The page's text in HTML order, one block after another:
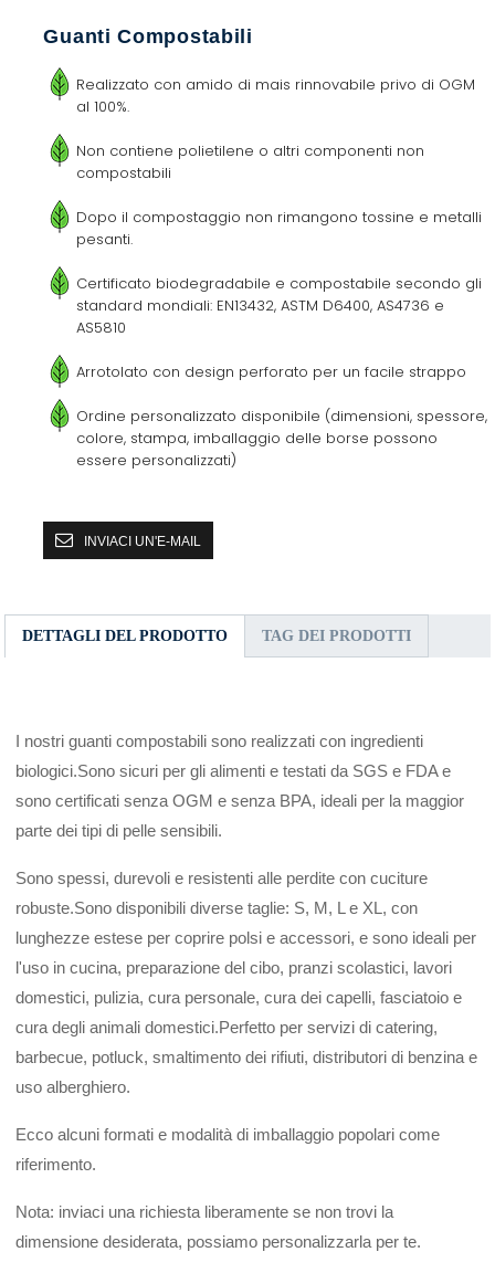
Guanti Compostabili
Realizzato con amido di mais rinnovabile privo di OGM
al 100%.
Non contiene polietilene o altri componenti non
compostabili
Dopo il compostaggio non rimangono tossine e metalli
pesanti.
Certificato biodegradabile e compostabile secondo gli
standard mondiali: EN13432, ASTM D6400, AS4736 e
AS5810
Arrotolato con design perforato per un facile strappo
Ordine personalizzato disponibile (dimensioni, spessore,
colore, stampa, imballaggio delle borse possono
essere personalizzati)
INVIACI UN'E-MAIL
DETTAGLI DEL PRODOTTO TAG DEI PRODOTTI
I nostri guanti compostabili sono realizzati con ingredienti
biologici.Sono sicuri per gli alimenti e testati da SGS e FDA e
sono certificati senza OGM e senza BPA, ideali per la maggior
parte dei tipi di pelle sensibili.
Sono spessi, durevoli e resistenti alle perdite con cuciture
robuste.Sono disponibili diverse taglie: S, M, L e XL, con
lunghezze estese per coprire polsi e accessori, e sono ideali per
l'uso in cucina, preparazione del cibo, pranzi scolastici, lavori
domestici, pulizia, cura personale, cura dei capelli, fasciatoio e
cura degli animali domestici.Perfetto per servizi di catering,
barbecue, potluck, smaltimento dei rifiuti, distributori di benzina e
uso alberghiero.
Ecco alcuni formati e modalità di imballaggio popolari come
riferimento.
Nota: inviaci una richiesta liberamente se non trovi la
dimensione desiderata, possiamo personalizzarla per te.